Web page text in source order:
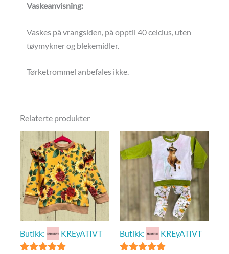
Vaskeanvisning:
Vaskes på vrangsiden, på opptil 40 celcius, uten
tøymykner og blekemidler.
Tørketrommel anbefales ikke.
Relaterte produkter
Butikk: KREyATIVT Butikk: KREyATIVT